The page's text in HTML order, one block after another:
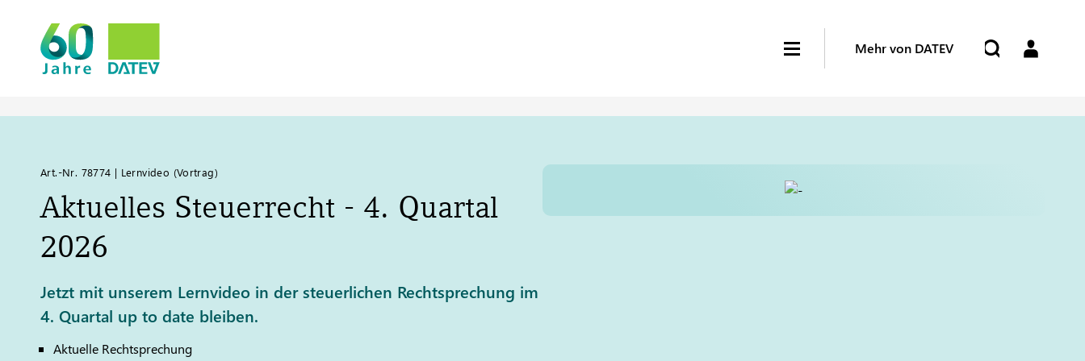
Mehr von DATEV
Art.-Nr. 78774 | Lernvideo (Vortrag)
Aktuelles Steuerrecht - 4. Quartal
2026
Jetzt mit unserem Lernvideo in der steuerlichen Rechtsprechung im
4. Quartal up to date bleiben.
Aktuelle Rechtsprechung